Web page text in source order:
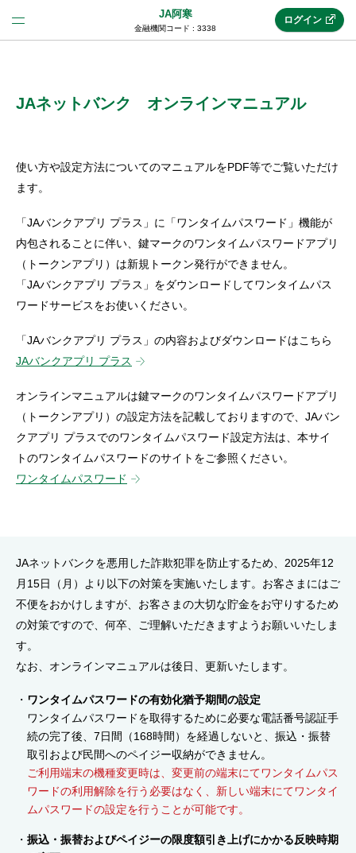
JA阿寒
金融機関コード : 3338
(法人JAネットバンク)
JAネットバンクトップ
メリット
セキュリティ
使い方
ログイン
JAネットバンク オンラインマニュアル
使い方や設定方法についてのマニュアルをPDF等でご覧いただけ
ます。
「JAバンクアプリ プラス」に「ワンタイムパスワード」機能が
内包されることに伴い、鍵マークのワンタイムパスワードアプリ
（トークンアプリ）は新規トークン発行ができません。
「JAバンクアプリ プラス」をダウンロードしてワンタイムパス
ワードサービスをお使いください。
「JAバンクアプリ プラス」の内容およびダウンロードはこちら
JAバンクアプリ プラス
オンラインマニュアルは鍵マークのワンタイムパスワードアプリ
（トークンアプリ）の設定方法を記載しておりますので、JAバン
クアプリ プラスでのワンタイムパスワード設定方法は、本サイ
トのワンタイムパスワードのサイトをご参照ください。
ワンタイムパスワード
JAネットバンクを悪用した詐欺犯罪を防止するため、2025年12
月15日（月）より以下の対策を実施いたします。お客さまにはご
不便をおかけしますが、お客さまの大切な貯金をお守りするため
の対策ですので、何卒、ご理解いただきますようお願いいたしま
す。
なお、オンラインマニュアルは後日、更新いたします。
ワンタイムパスワードの有効化猶予期間の設定
ワンタイムパスワードを取得するために必要な電話番号認証手
続の完了後、7日間（168時間）を経過しないと、振込・振替
取引および民間へのペイジー収納ができません。
ご利用端末の機種変更時は、変更前の端末にてワンタイムパス
ワードの利用解除を行う必要はなく、新しい端末にてワンタイ
ムパスワードの設定を行うことが可能です。
振込・振替およびペイジーの限度額引き上げにかかる反映時期